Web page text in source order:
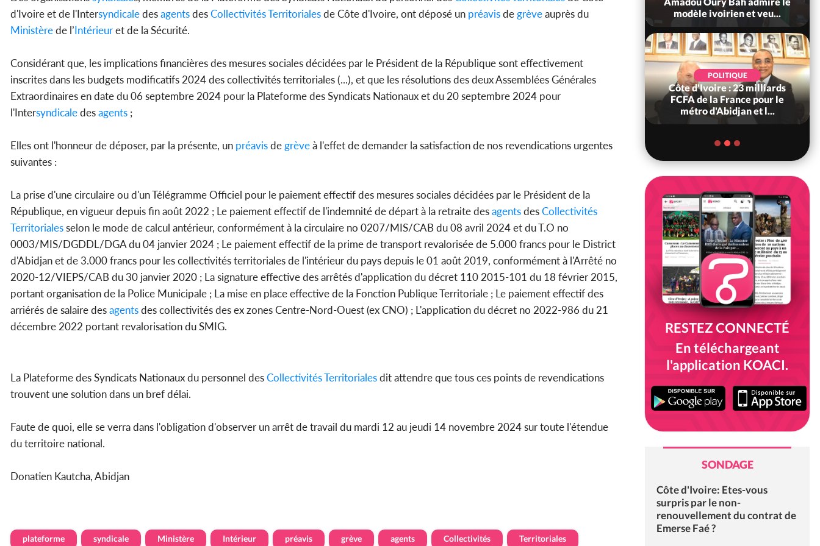
d'Ivoire et de l'IntersyndicaledesagentsdesCollectivitésTerritorialesde Côte d'Ivoire, ont déposé un préavisde grèveauprès du
Ministèrede l’Intérieuret de la Sécurité.
Considérant que, les implications financières des mesures sociales décidées par le Président de la République sont effectivement
inscrites dans les budgets modificatifs 2024 des collectivités territoriales (...), et que les résolutions des deux Assemblées Générales
Extraordinaires en date du 06 septembre 2024 pour la Plateforme des Syndicats Nationaux et du 20 septembre 2024 pour
l'Intersyndicaledesagents ;
Elles ont l'honneur de déposer, par la présente, un préavisde grèveà l'effet de demander la satisfaction de nos revendications urgentes
suivantes :
La prise d'une circulaire ou d'un Télégramme Officiel pour le paiement effectif des mesures sociales décidées par le Président de la
République, en vigueur depuis fin août 2022 ; Le paiement effectif de l'indemnité de départ à la retraite desagentsdesCollectivités
Territorialesselon le mode de calcul antérieur, conformément à la circulaire no 0207/MIS/CAB du 08 avril 2024 et du T.O no
0003/MIS/DGDDL/DGA du 04 janvier 2024 ; Le paiement effectif de la prime de transport revalorisée de 5.000 francs pour le District
d'Abidjan et de 3.000 francs pour les collectivités territoriales de l'intérieur du pays depuis le 01 août 2019, conformément à l'Arrêté no
2020-12/VIEPS/CAB du 30 janvier 2020 ; La signature effective des arrêtés d'application du décret 110 2015-101 du 18 février 2015,
portant organisation de la Police Municipale ; La mise en place effective de la Fonction Publique Territoriale ; Le paiement effectif des
arriérés de salaire desagentsdes collectivités des ex zones Centre-Nord-Ouest (ex CNO) ; L'application du décret no 2022-986 du 21
décembre 2022 portant revalorisation du SMIG.
La Plateforme des Syndicats Nationaux du personnel desCollectivitésTerritorialesdit attendre que tous ces points de revendications
trouvent une solution dans un bref délai.
Faute de quoi, elle se verra dans l'obligation d'observer un arrêt de travail du mardi 12 au jeudi 14 novembre 2024 sur toute l'étendue
du territoire national.
Donatien Kautcha, Abidjan
plateforme syndicale Ministère Intérieur préavis grève agents Collectivités Territoriales
Ouattara prome...
POLITIQUE
Côte d'Ivoire : Décrispation ?
Mamadou Traoré ex
modèle ivoirien et veu...
POLITIQUE
Côte d'Ivoire : 23 milliards
FCFA de la France pour le
métro d'Abidjan et l...
RESTEZ CONNECTÉ
En téléchargeant
l'application KOACI.
SONDAGE
Côte d'Ivoire: Etes-vous
surpris par le non-
renouvellement du contrat de
Emerse Faé ?